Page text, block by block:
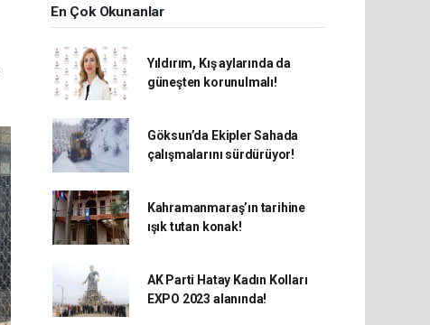
En Çok Okunanlar
Yıldırım, Kış aylarında da
güneşten korunulmalı!
Göksun’da Ekipler Sahada
çalışmalarını sürdürüyor!
Kahramanmaraş’ın tarihine
ışık tutan konak!
AK Parti Hatay Kadın Kolları
EXPO 2023 alanında!